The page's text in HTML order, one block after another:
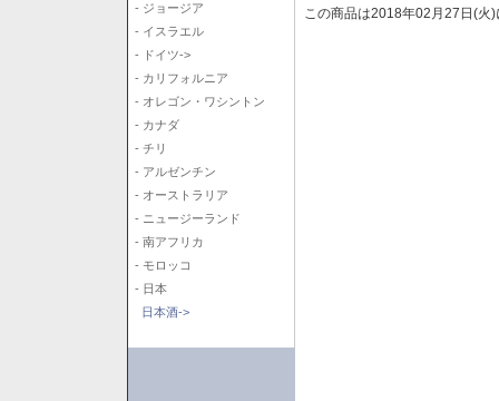
- ジョージア
- イスラエル
- ドイツ->
- カリフォルニア
- オレゴン・ワシントン
- カナダ
- チリ
- アルゼンチン
- オーストラリア
- ニュージーランド
- 南アフリカ
- モロッコ
- 日本
日本酒->
この商品は2018年02月27日(火